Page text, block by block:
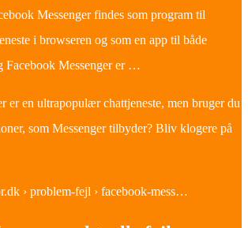
Messenger findes som program til
i browseren og som en app til både
Facebook Messenger er …
er en ultrapopulær chattjeneste, men bruger du
som Messenger tilbyder? Bliv klogere på
› problem-fejl › facebook-mess…